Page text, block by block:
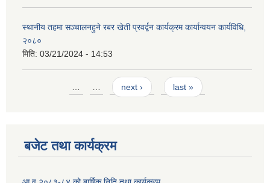
स्थानीय तहमा सञ्चालनहुने रबर खेती प्रवर्द्वन कार्यक्रम कार्यान्वयन कार्यविधि,
२०८०
मिति: 03/21/2024 - 14:53
next › last »
बजेट तथा कार्यक्रम